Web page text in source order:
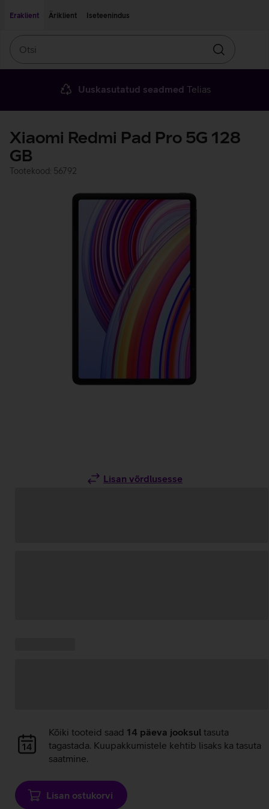
Eraklient
Äriklient Iseteenindus
Otsin
Uuskasutatud seadmed Telias
Xiaomi Redmi Pad Pro 5G 128
GB
Tootekood: 56792
Lisan võrdlusesse
Andmete
laadimine
Kõiki tooteid saad 14 päeva jooksul tasuta
tagastada. Kuupakkumistele kehtib lisaks ka tasuta
saatmine.
Lisan ostukorvi